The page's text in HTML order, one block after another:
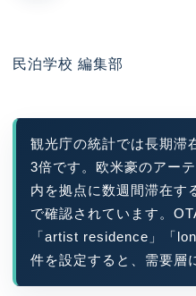
民泊学校 編集部
観光庁の統計では長期滞
3倍です。欧米豪のアー
内を拠点に数週間滞在す
で確認されています。
「artist residence」「
件を設定すると、需要層